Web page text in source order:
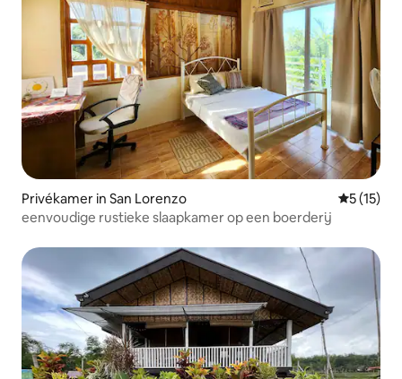
Privékamer in San Lorenzo
5 (15)
eenvoudige rustieke slaapkamer op een boerderij